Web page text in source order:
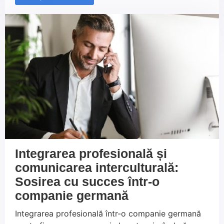
regulile privind profesiile reglementate. Acest ghid
vă oferă toate informațiile necesare pentru un
început reușit în Germania.
Integrarea profesională și
comunicarea interculturală:
Sosirea cu succes într-o
companie germană
Integrarea profesională într-o companie germană